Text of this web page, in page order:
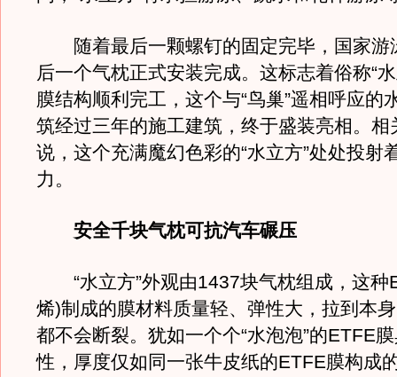
随着最后一颗螺钉的固定完毕，国家游
后一个气枕正式安装完成。这标志着俗称“
膜结构顺利完工，这个与“鸟巢”遥相呼应的
筑经过三年的施工建筑，终于盛装亮相。相
说，这个充满魔幻色彩的“水立方”处处投射
力。
安全千块气枕可抗汽车碾压
“水立方”外观由1437块气枕组成，这种
烯)制成的膜材料质量轻、弹性大，拉到本
都不会断裂。犹如一个个“水泡泡”的ETFE
性，厚度仅如同一张牛皮纸的ETFE膜构成